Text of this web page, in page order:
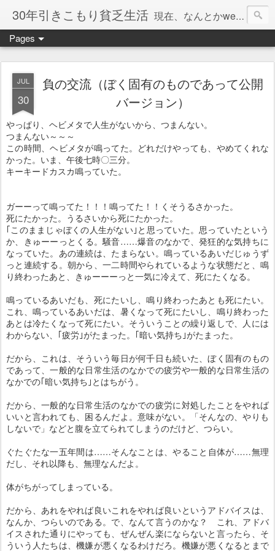
30年引きこもり貧乏生活 現在、なんとかweb系の仕事で食べています。このブログで扱う問題は「この世とはなにか」「人生とはなにか」「人間とはなにか」「強迫神経症の原因と解決法」「うつ病の原因と寄り添う方法」「家族の問題」などについてです。
Pages
JUL
30
負の交流（ぼく固有のものであって公開
バージョン）
やっぱり、ヘビメタで人生がないから、つまんない。
つまんない～～～
この時間、ヘビメタが鳴ってた。どれだけやっても、やめてくれな
かった。いま、午後七時〇三分。
キーキードカスカ鳴っていた。
ガーーって鳴ってた！！！鳴ってた！！くそうるさかった。
死にたかった。うるさいから死にたかった。
｢このままじゃぼくの人生がない｣と思っていた。思っていたという
か、きゅーーっとくる。騒音……爆音のなかで、発狂的な気持ちに
なっていた。あの連続は、たまらない。鳴っているあいだじゅうず
っと連続する。朝から、一二時間やられているような状態だと、鳴
り終わったあと、きゅーーーっと一気に冷えて、死にたくなる。
鳴っているあいだも、死にたいし、鳴り終わったあとも死にたい。
これ、鳴っているあいだは、暑くなって死にたいし、鳴り終わった
あとは冷たくなって死にたい。そういうことの繰り返しで、人には
わからない、｢疲労｣がたまった。｢暗い気持ち｣がたまった。
だから、これは、そういう毎日が何千日も続いた、ぼく固有のもの
であって、一般的な日常生活のなかでの疲労や一般的な日常生活の
なかでの｢暗い気持ち｣とはちがう。
だから、一般的な日常生活のなかでの疲労に対処したことをやれば
いいと言われても、困るんだよ。意味がない。「そんなの、やりも
しないで」などと腹を立てられてしまうのだけど、つらい。
ぐたぐたな一五年間は……そんなことは、やること自体が……無理
だし、それ以降も、無理なんだよ。
体がちがってしまっている。
だから、あれをやれば良いこれをやれば良いというアドバイスは、
なんか、つらいのである。で、なんて言うのかな？ これ、アドバ
イスされた通りにやっても、ぜんぜん楽にならないと言ったら、そ
ういう人たちは、機嫌が悪くなるわけだろ。機嫌が悪くなるとまで